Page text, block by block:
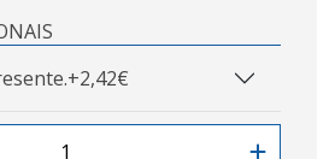
+2,42€